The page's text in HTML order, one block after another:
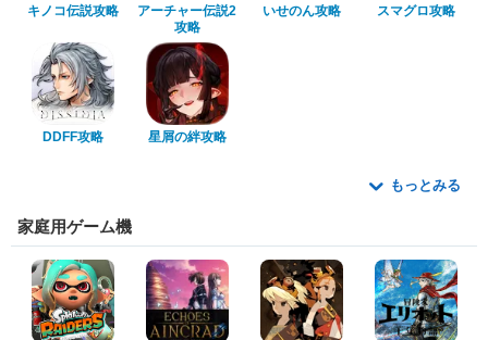
キノコ伝説攻略
アーチャー伝説2
攻略
いせのん攻略 スマグロ攻略
DDFF攻略 星屑の絆攻略
もっとみる
家庭用ゲーム機